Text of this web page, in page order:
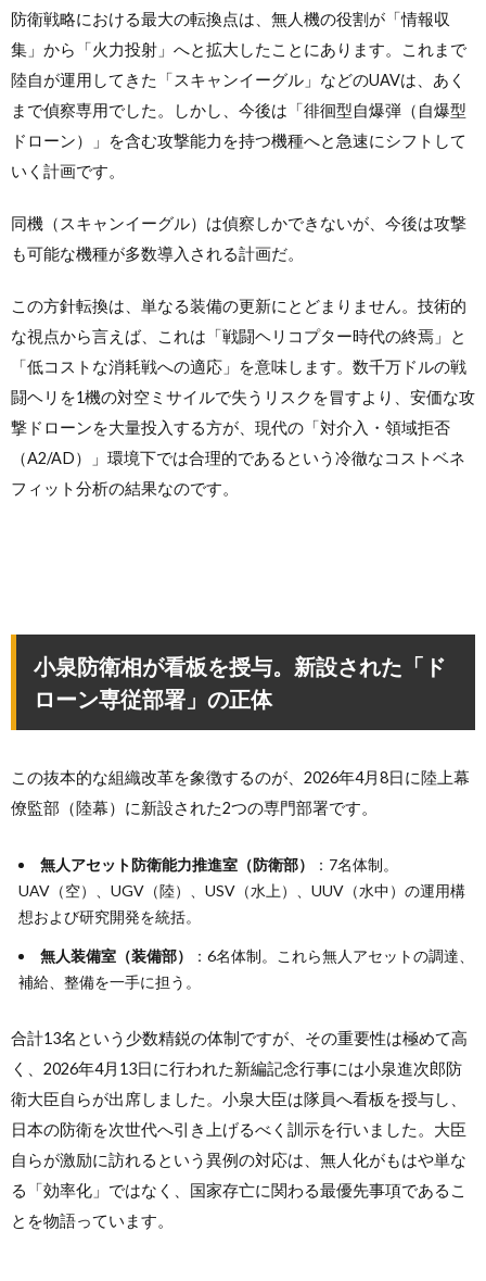
防衛戦略における最大の転換点は、無人機の役割が「情報収
集」から「火力投射」へと拡大したことにあります。これまで
陸自が運用してきた「スキャンイーグル」などのUAVは、あく
まで偵察専用でした。しかし、今後は「徘徊型自爆弾（自爆型
ドローン）」を含む攻撃能力を持つ機種へと急速にシフトして
いく計画です。
同機（スキャンイーグル）は偵察しかできないが、今後は攻撃
も可能な機種が多数導入される計画だ。
この方針転換は、単なる装備の更新にとどまりません。技術的
な視点から言えば、これは「戦闘ヘリコプター時代の終焉」と
「低コストな消耗戦への適応」を意味します。数千万ドルの戦
闘ヘリを1機の対空ミサイルで失うリスクを冒すより、安価な攻
撃ドローンを大量投入する方が、現代の「対介入・領域拒否
（A2/AD）」環境下では合理的であるという冷徹なコストベネ
フィット分析の結果なのです。
小泉防衛相が看板を授与。新設された「ド
ローン専従部署」の正体
この抜本的な組織改革を象徴するのが、2026年4月8日に陸上幕
僚監部（陸幕）に新設された2つの専門部署です。
無人アセット防衛能力推進室（防衛部）
：7名体制。
UAV（空）、UGV（陸）、USV（水上）、UUV（水中）の運用構
想および研究開発を統括。
無人装備室（装備部）
：6名体制。これら無人アセットの調達、
補給、整備を一手に担う。
合計13名という少数精鋭の体制ですが、その重要性は極めて高
く、2026年4月13日に行われた新編記念行事には小泉進次郎防
衛大臣自らが出席しました。小泉大臣は隊員へ看板を授与し、
日本の防衛を次世代へ引き上げるべく訓示を行いました。大臣
自らが激励に訪れるという異例の対応は、無人化がもはや単な
る「効率化」ではなく、国家存亡に関わる最優先事項であるこ
とを物語っています。